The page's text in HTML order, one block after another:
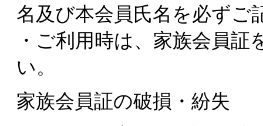
名及び本会員氏名を必ずご
・ご利用時は、家族会員
い。
家族会員証の破損・紛失